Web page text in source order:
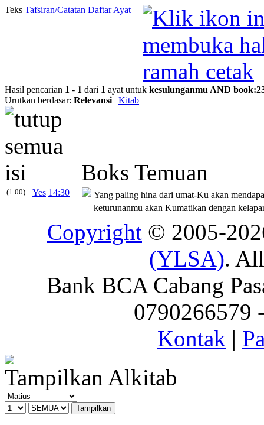
Teks Tafsiran/Catatan Daftar Ayat
Hasil pencarian 1 - 1 dari 1 ayat untuk kesulunganmu AND book:
Urutkan berdasar: Relevansi | Kitab
Boks Temuan
(1.00) Yes 14:30
Yang paling hina dari umat-Ku akan
keturunanmu akan Kumatikan dengan
Copyright © 2005-
(YLSA).
Bank BCA Cabang
0790266579
Kontak |
Tampilkan Alkitab